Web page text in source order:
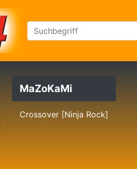
MaZoKaMi
Crossover [Ninja Rock]